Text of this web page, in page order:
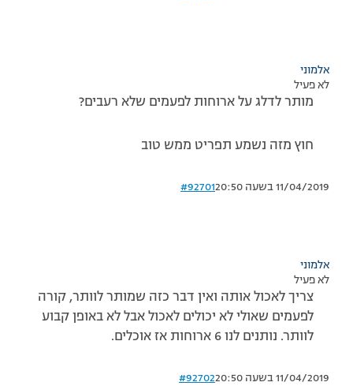
אלמוני
לא פעיל
מותר לדלג על ארוחות לפעמים שלא רעבים?
חוץ מזה נשמע תפריט ממש טוב
11/04/2019 בשעה 20:50 #92701
אלמוני
לא פעיל
צריך לאכול אותה ואין דבר כזה שמותר לוותר, קורה
לפעמים שאולי לא יכולים לאכול אבל לא באופן קבוע
לוותר. נותנים לנו 6 ארוחות אז אוכלים.
11/04/2019 בשעה 20:50 #92702